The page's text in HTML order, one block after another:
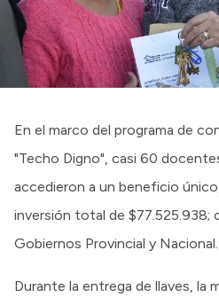
Login
En el marco del programa de
"Techo Digno", casi 60
accedieron a un beneficio
inversión total de $77.525.938;
Gobiernos Provincial y Nacional.
Durante la entrega de llaves, la